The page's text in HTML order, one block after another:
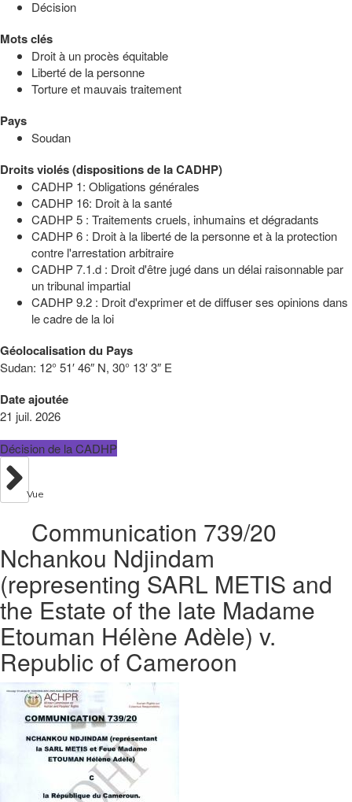
Décision
Mots clés
Droit à un procès équitable
Liberté de la personne
Torture et mauvais traitement
Pays
Soudan
Droits violés (dispositions de la CADHP)
CADHP 1: Obligations générales
CADHP 16: Droit à la santé
CADHP 5 : Traitements cruels, inhumains et dégradants
CADHP 6 : Droit à la liberté de la personne et à la protection
contre l'arrestation arbitraire
CADHP 7.1.d : Droit d'être jugé dans un délai raisonnable par
un tribunal impartial
CADHP 9.2 : Droit d'exprimer et de diffuser ses opinions dans
le cadre de la loi
Géolocalisation du Pays
Sudan: 12° 51′ 46″ N, 30° 13′ 3″ E
Date ajoutée
21 juil. 2026
Décision de la CADHP
Vue
Communication 739/20
Nchankou Ndjindam
(representing SARL METIS and
the Estate of the late Madame
Etouman Hélène Adèle) v.
Republic of Cameroon